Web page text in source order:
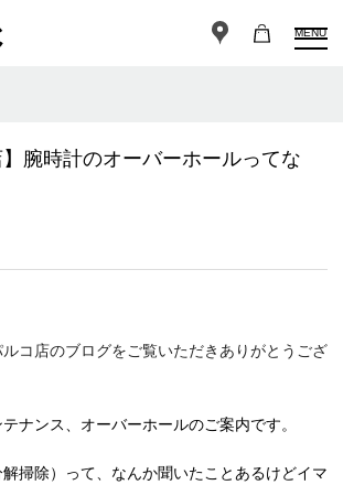
MENU
】腕時計のオーバーホールってな
コ店のブログをご覧いただきありがとうござ
ナンス、オーバーホールのご案内です。
掃除）って、なんか聞いたことあるけどイマ